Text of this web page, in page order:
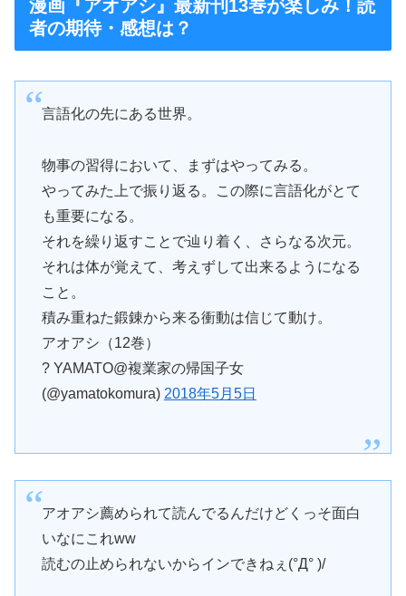
漫画『アオアシ』最新刊13巻が楽しみ！読
者の期待・感想は？
言語化の先にある世界。
物事の習得において、まずはやってみる。
やってみた上で振り返る。この際に言語化がとて
も重要になる。
それを繰り返すことで辿り着く、さらなる次元。
それは体が覚えて、考えずして出来るようになる
こと。
積み重ねた鍛錬から来る衝動は信じて動け。
アオアシ（12巻）
? YAMATO@複業家の帰国子女
(@yamatokomura) 2018年5月5日
アオアシ薦められて読んでるんだけどくっそ面白
いなにこれww
読むの止められないからインできねぇ(°Д° )/